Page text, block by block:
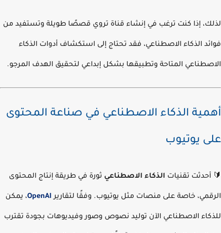
إذا كنت ترغب في إنشاء قناة تروي قصصًا طويلة وتستفيد من
الذكاء الاصطناعي، فقد تحتاج إلى استكشاف أدوات الذكاء
المتاحة وتطبيقها بشكل إبداعي لتحقيق الهدف المرجو.
الذكاء الاصطناعي في صناعة المحتوى
يوتيوب
تقنياتالذكاء الاصطناعيثورة في طريقة إنتاج المحتوى
خاصة على منصات مثل يوتيوب. وفقًا لتقاريرOpenAI، يمكن
الاصطناعي الآن توليد نصوص وصور وفيديوهات بجودة تقترب